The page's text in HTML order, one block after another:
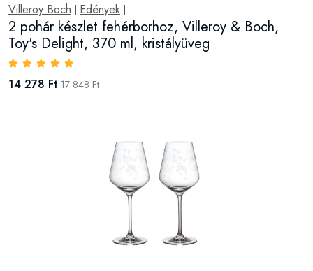
Villeroy Boch | Edények |
2 pohár készlet fehérborhoz, Villeroy & Boch,
Toy's Delight, 370 ml, kristályüveg
14 278 Ft 17 848 Ft